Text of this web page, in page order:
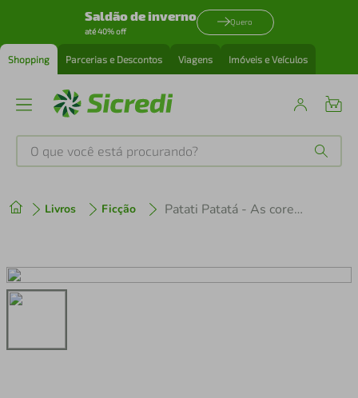
Saldão de inverno
até 40% off
Quero
Shopping Parcerias e Descontos Viagens Imóveis e Veículos
O que você está procurando?
Livros Ficção Patati Patatá - As cores da alegria
2º cafeteira